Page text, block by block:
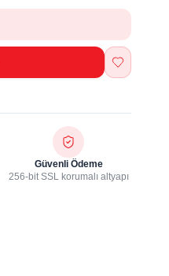
Güvenli Ödeme
256-bit SSL korumalı altyapı